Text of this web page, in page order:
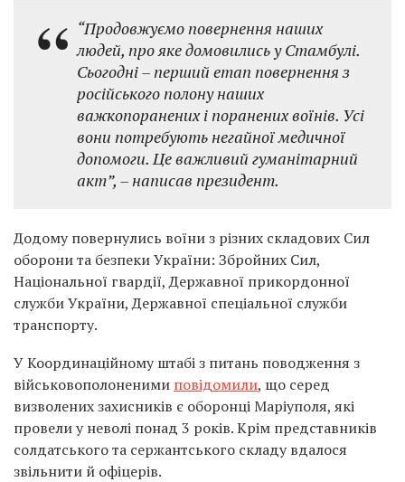
“Продовжуємо повернення наших
людей, про яке домовились у Стамбулі.
Сьогодні – перший етап повернення з
російського полону наших
важкопоранених і поранених воїнів. Усі
вони потребують негайної медичної
допомоги. Це важливий гуманітарний
акт”, – написав президент.
Додому повернулись воїни з різних складових Сил
оборони та безпеки України: Збройних Сил,
Національної гвардії, Державної прикордонної
служби України, Державної спеціальної служби
транспорту.
У Координаційному штабі з питань поводження з
військовополоненими повідомили, що серед
визволених захисників є оборонці Маріуполя, які
провели у неволі понад 3 років. Крім представників
солдатського та сержантського складу вдалося
звільнити й офіцерів.